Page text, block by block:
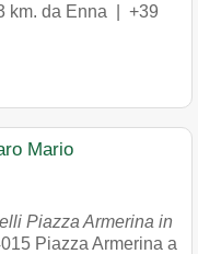
km. da Enna | +39
Mario
Piazza Armerina in
Piazza Armerina a